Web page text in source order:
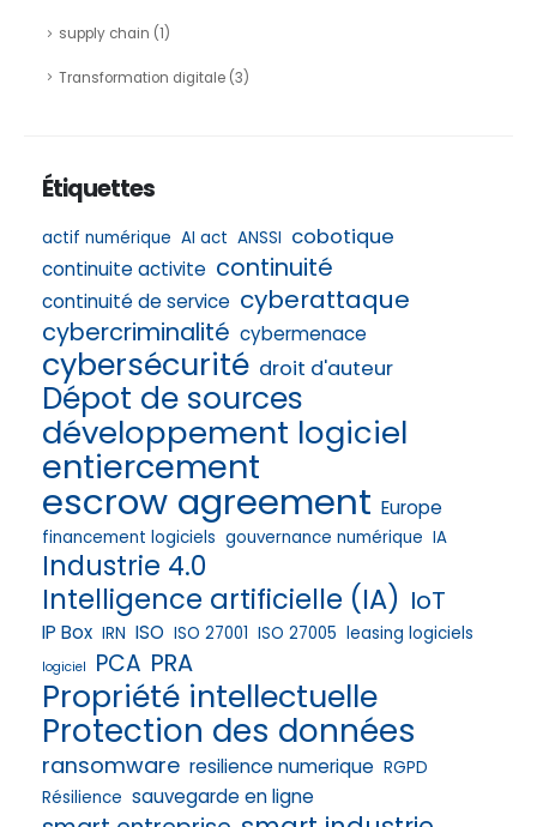
supply chain (1)
Transformation digitale(3)
Étiquettes
actif numérique AI act ANSSI cobotique
continuite activite continuité
continuité de service cyberattaque
cybercriminalité cybermenace
cybersécurité droit d'auteur
Dépot de sources
développement logiciel
entiercement
escrow agreement Europe
financement logiciels gouvernance numérique IA
Industrie 4.0
Intelligence artificielle (IA) IoT
IP Box IRN ISO ISO 27001 ISO 27005 leasing logiciels
logiciel PCA PRA
Propriété intellectuelle
Protection des données
ransomware resilience numerique RGPD
Résilience sauvegarde en ligne